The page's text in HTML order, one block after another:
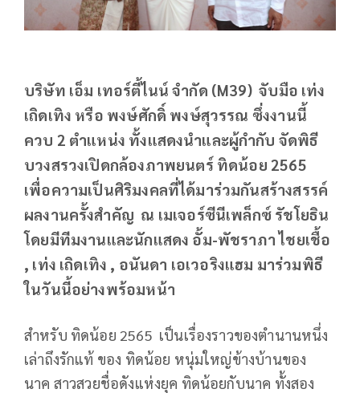
บริษัท เอ็ม เทอร์ตี้ไนน์ จำกัด (M39) จับมือ เท่ง
เถิดเทิง หรือ พงษ์ศักดิ์ พงษ์สุวรรณ ซึ่งงานนี้
ควบ 2 ตำแหน่ง ทั้งแสดงนำและผู้กำกับ จัดพิธี
บวงสรวงเปิดกล้องภาพยนตร์ ทิดน้อย 2565
เพื่อความเป็นศิริมงคลที่ได้มาร่วมกันสร้างสรรค์
ผลงานครั้งสำคัญ ณ เมเจอร์ซีนีเพล็กซ์ รัชโยธิน
โดยมีทีมงานและนักแสดง อั้ม-พัชราภา ไชยเชื้อ
, เท่ง เถิดเทิง , อนันดา เอเวอริงแฮม มาร่วมพิธี
ในวันนี้อย่างพร้อมหน้า
สำหรับ ทิดน้อย 2565 เป็นเรื่องราวของตำนานหนึ่ง
เล่าถึงรักแท้ ของ ทิดน้อย หนุ่มใหญ่ข้างบ้านของ
นาค สาวสวยชื่อดังแห่งยุค ทิดน้อยกับนาค ทั้งสอง